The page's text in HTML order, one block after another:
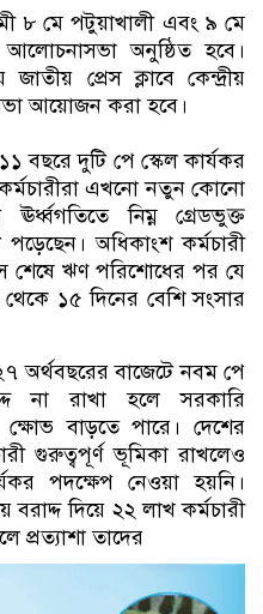
৮ মে পটুয়াখালী এবং ৯ মে
অনুষ্ঠিত হবে।
প্রেস ক্লাবে কেন্দ্রীয়
আয়োজন করা হবে।
বছরে দুটি পে স্কেল কার্যকর
এখনো নতুন কোনো
নিম্ন গ্রেডভুক্ত
অধিকাংশ কর্মচারী
শেষে ঋণ পরিশোধের পর যে
১৫ দিনের বেশি সংসার
অর্থবছরের বাজেটে নবম পে
না রাখা হলে সরকারি
বাড়তে পারে। দেশের
গুরুত্বপূর্ণ ভূমিকা রাখলেও
পদক্ষেপ নেওয়া হয়নি।
দিয়ে ২২ লাখ কর্মচারী
প্রত্যাশা তাদের